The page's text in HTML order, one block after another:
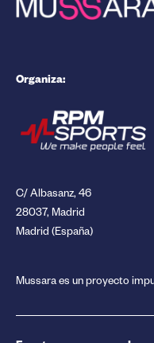
Organiza:
C/ Albasanz, 46
28037, Madrid
Madrid (España)
Mussara es un proyecto